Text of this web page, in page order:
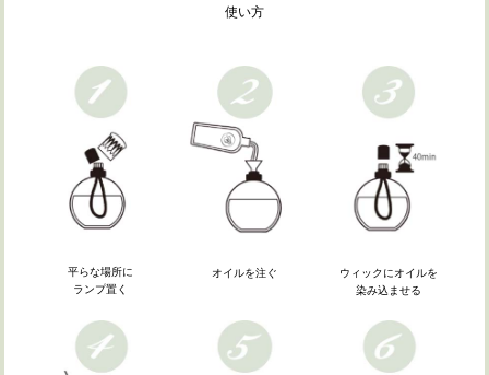
使い方
平らな場所に
ランプ置く
オイルを注ぐ
ウィックにオイルを
染み込ませる